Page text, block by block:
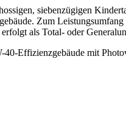
siebenzügigen
Zum
als Total- oder
Effizienzgebäude mit